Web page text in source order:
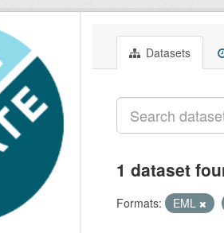
Datasets
1 dataset
Formats: EML